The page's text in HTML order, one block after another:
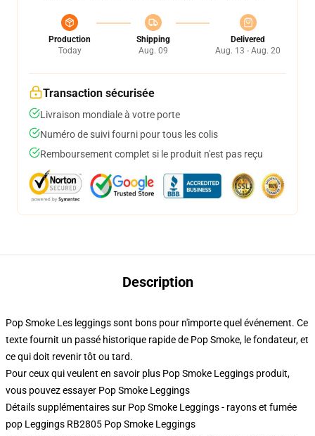
Production
Today
Shipping
Aug. 09
Delivered
Aug. 13 - Aug. 20
Transaction sécurisée
Livraison mondiale à votre porte
Numéro de suivi fourni pour tous les colis
Remboursement complet si le produit n'est pas reçu
Description
Pop Smoke Les leggings sont bons pour n'importe quel événement. Ce
texte fournit un passé historique rapide de Pop Smoke, le fondateur, et
ce qui doit revenir tôt ou tard.
Pour ceux qui veulent en savoir plus Pop Smoke Leggings produit,
vous pouvez essayer Pop Smoke Leggings
Détails supplémentaires sur Pop Smoke Leggings - rayons et fumée
pop Leggings RB2805 Pop Smoke Leggings